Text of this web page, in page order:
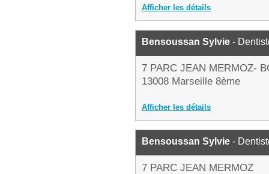
Afficher les détails
Bensoussan Sylvie -
7 PARC JEAN MERMOZ-
13008 Marseille 8ème
Afficher les détails
Bensoussan Sylvie -
7 PARC JEAN MERMOZ